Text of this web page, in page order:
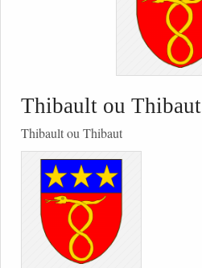
Thibault ou Thibaut
Thibault ou Thibaut